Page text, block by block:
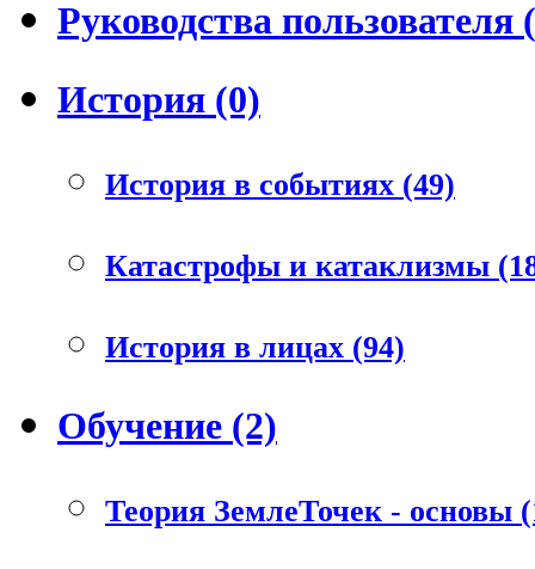
Руководства пользователя
История (0)
История в событиях (49)
Катастрофы и катаклизмы
История в лицах (94)
Обучение (2)
Теория ЗемлеТочек - основы